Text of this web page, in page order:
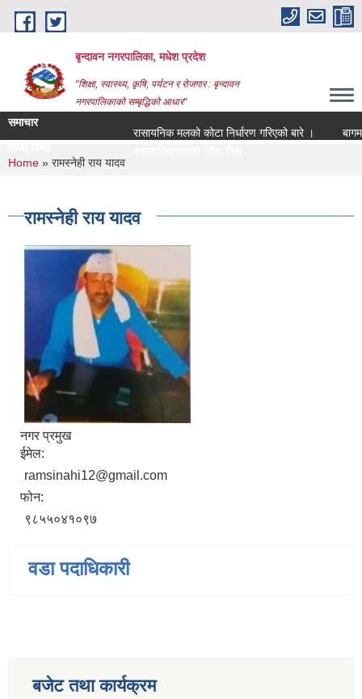
Skip to main content
बृन्दावन नगरपालिका, मधेश प्रदेश
"शिक्षा, स्वास्थ्य, कृषि, पर्यटन र रोजगार : बृन्दावन
नगरपालिकाको सम्बृद्धिको आधार"
समाचार
रासायनिक मलको कोटा निर्धारण गरिएको बारे ।
बागमति
You are here
Home » रामस्नेही राय यादव
रामस्नेही राय यादव
नगर प्रमुख
ईमेल:
ramsinahi12@gmail.com
फोन:
९८५५०४१०९७
वडा पदाधिकारी
बजेट तथा कार्यक्रम